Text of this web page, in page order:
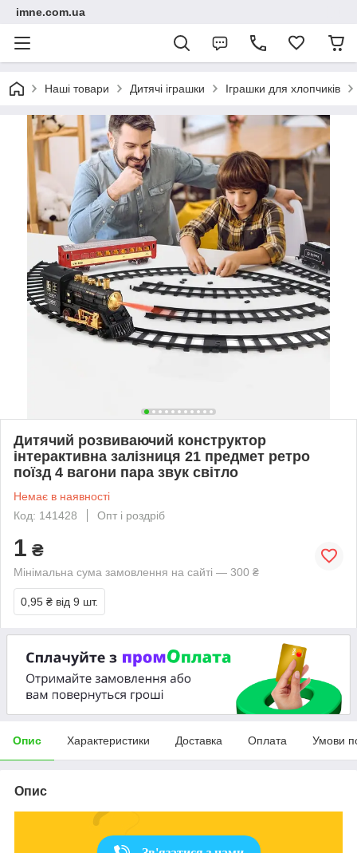
imne.com.ua
Наші товари Дитячі іграшки Іграшки для хлопчиків
Дитячий розвиваючий конструктор
інтерактивна залізниця 21 предмет ретро
поїзд 4 вагони пара звук світло
Немає в наявності
Код: 141428
Опт і роздріб
1 ₴
Мінімальна сума замовлення на сайті — 300 ₴
0,95 ₴ від 9 шт.
Опис Характеристики Доставка Оплата Умови
Опис